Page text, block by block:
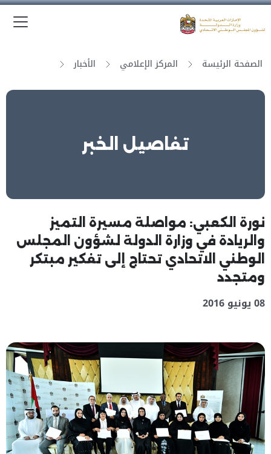
الصفحة الرئيسة المركز الإعلامي الأخبار
تفاصيل الخبر
نورة الكعبي: مواصلة مسيرة التميز
والريادة في وزارة الدولة لشؤون المجلس
الوطني الاتحادي تحتاج إلى تفكير مبتكر
ومتجدد
08 يونيو 2016